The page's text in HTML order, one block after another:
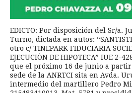
EDICTO: Por disposición del Sr/a.
Turno, dictada en autos:
otro c/ TINEPARK FIDUCIARIA
EJECUCIÓN DE HIPOTECA” IUE 2-
que el próximo 16 de junio a
sede de la ANRTCI sita en Avda.
intermedio del martillero Pedro